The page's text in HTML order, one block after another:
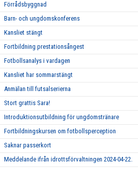
Förrådsbyggnad
Barn- och ungdomskonferens
Kansliet stängt
Fortbildning prestationsångest
Fotbollsanalys i vardagen
Kansliet har sommarstängt
Anmälan till futsalserierna
Stort grattis Sara!
Introduktionsutbildning för ungdomstränare
Fortbildningskursen om fotbollsperception
Saknar passerkort
Meddelande ifrån idrottsförvaltningen 2024-04-22.